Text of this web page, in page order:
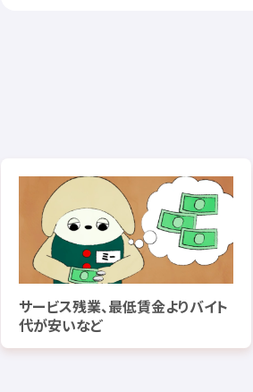
サービス残業、最低賃金よりバイト
代が安いなど